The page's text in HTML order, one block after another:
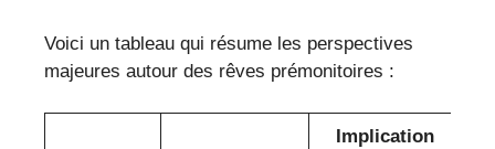
Voici un tableau qui résume les perspectives
majeures autour des rêves prémonitoires :
Implication